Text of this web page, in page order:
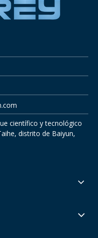
científico y tecnológico
distrito de Baiyun,